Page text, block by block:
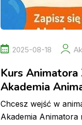
2025-08-18
Kurs
Akademia
Chcesz wejść w
Akademia Animatora